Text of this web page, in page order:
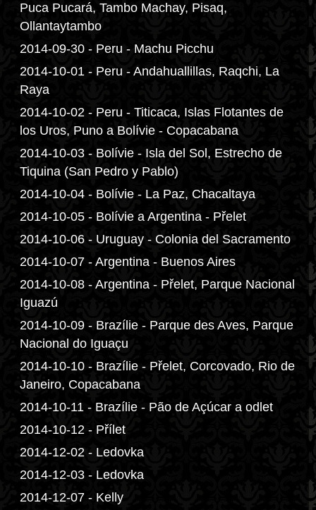
Puca Pucará, Tambo Machay, Pisaq,
Ollantaytambo
2014-09-30 - Peru - Machu Picchu
2014-10-01 - Peru - Andahuallillas, Raqchi, La
Raya
2014-10-02 - Peru - Titicaca, Islas Flotantes de
los Uros, Puno a Bolívie - Copacabana
2014-10-03 - Bolívie - Isla del Sol, Estrecho de
Tiquina (San Pedro y Pablo)
2014-10-04 - Bolívie - La Paz, Chacaltaya
2014-10-05 - Bolívie a Argentina - Přelet
2014-10-06 - Uruguay - Colonia del Sacramento
2014-10-07 - Argentina - Buenos Aires
2014-10-08 - Argentina - Přelet, Parque Nacional
Iguazú
2014-10-09 - Brazílie - Parque des Aves, Parque
Nacional do Iguaçu
2014-10-10 - Brazílie - Přelet, Corcovado, Rio de
Janeiro, Copacabana
2014-10-11 - Brazílie - Pão de Açúcar a odlet
2014-10-12 - Přílet
2014-12-02 - Ledovka
2014-12-03 - Ledovka
2014-12-07 - Kelly